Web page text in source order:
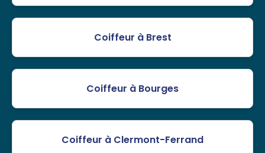
Coiffeur à Brest
Coiffeur à Bourges
Coiffeur à Clermont-Ferrand